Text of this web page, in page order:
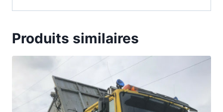
Produits similaires